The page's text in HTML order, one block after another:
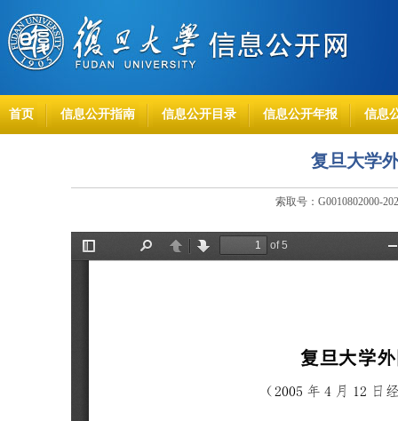
首页 信息公开指南 信息公开目录 信息公开年报 信息
复旦大学
索取号：G0010802000-